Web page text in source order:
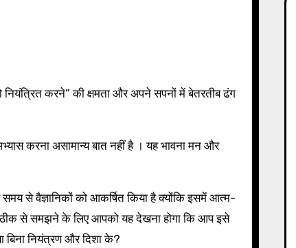
करने” की क्षमता और अपने सपनों में बेतरतीब ढंग
करना असामान्य बात नहीं है । यह भावना मन और
से वैज्ञानिकों को आकर्षित किया है क्योंकि इसमें आत्म-
से समझने के लिए आपको यह देखना होगा कि आप इसे
नियंत्रण और दिशा के?